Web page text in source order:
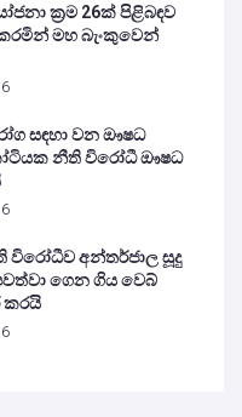
ක්‍රම 26ක් පිළිබඳව
මහ බැංකුවෙන්
සඳහා වන ඖෂධ
නීති විරෝධී ඖෂධ
විරෝධීව අන්තර්ජාල සූදු
ගෙන ගිය වෙබ්
කරයි